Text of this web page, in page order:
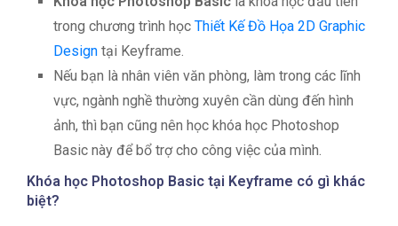
trong chương trình học Thiết Kế Đồ Họa 2D Graphic
Design tại Keyframe.
Nếu bạn là nhân viên văn phòng, làm trong các lĩnh
vực, ngành nghề thường xuyên cần dùng đến hình
ảnh, thì bạn cũng nên học khóa học Photoshop
Basic này để bổ trợ cho công việc của mình.
Khóa học Photoshop Basic tại Keyframe có gì khác
biệt?